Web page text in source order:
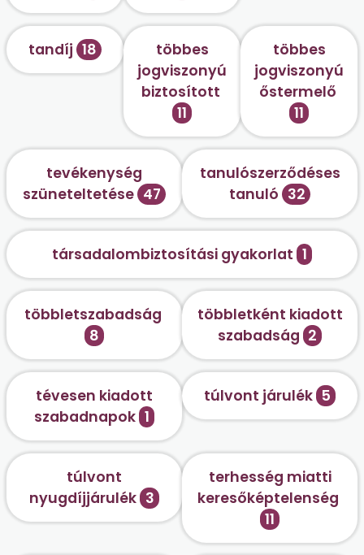
tandíj 18
többes
jogviszonyú
biztosított
11
többes
jogviszonyú
őstermelő
11
tevékenység
szüneteltetése 47
tanulószerződéses
tanuló 32
társadalombiztosítási gyakorlat 1
többletszabadság
8
többletként kiadott
szabadság 2
tévesen kiadott
szabadnapok 1
túlvont járulék 5
túlvont
nyugdíjjárulék 3
terhesség miatti
keresőképtelenség
11